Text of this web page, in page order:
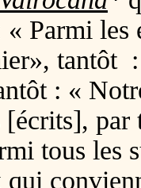
Parmi les
tantôt
: «
[écrits],
tous les
qui